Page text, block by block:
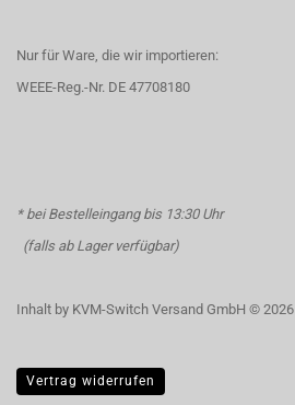
Nur für Ware, die wir importieren:
WEEE-Reg.-Nr. DE 47708180
* bei Bestelleingang bis 13:30 Uhr
(falls ab Lager verfügbar)
Inhalt by KVM-Switch Versand GmbH © 2026
Vertrag widerrufen